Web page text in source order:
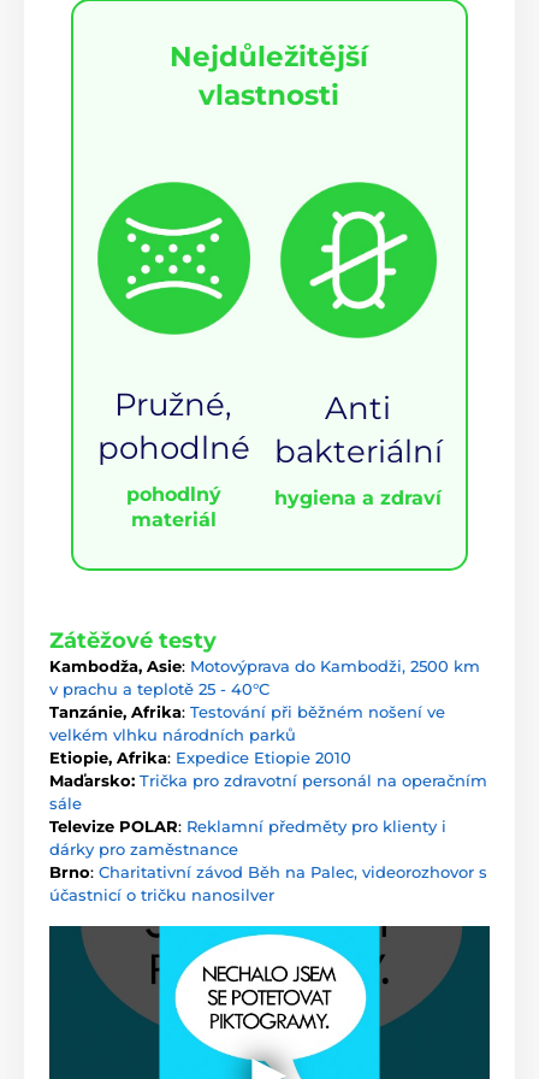
Nejdůležitější
vlastnosti
Pružné,
pohodlné
pohodlný
materiál
Anti
bakteriální
hygiena a zdraví
Zátěžové testy
Kambodža, Asie: Motovýprava do Kambodži, 2500 km
v prachu a teplotě 25 - 40°C
Tanzánie, Afrika: Testování při běžném nošení ve
velkém vlhku národních parků
Etiopie, Afrika: Expedice Etiopie 2010
Maďarsko: Trička pro zdravotní personál na operačním
sále
Televize POLAR: Reklamní předměty pro klienty i
dárky pro zaměstnance
Brno: Charitativní závod Běh na Palec, videorozhovor s
účastnicí o tričku nanosilver